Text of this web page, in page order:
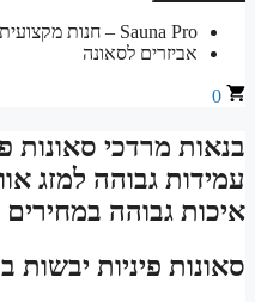
Sauna Pro – חנות מקצועית לסאונות ואביזרי סאונה
אביזרים לסאונה
0
בנאות מרדכי סאונות
עמידות גבוהה למזג
איכות גבוהה
סאונות פיניות